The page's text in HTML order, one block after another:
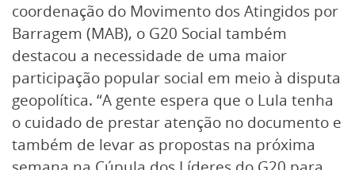
coordenação do Movimento dos Atingidos por
Barragem (MAB), o G20 Social também
destacou a necessidade de uma maior
participação popular social em meio à disputa
geopolítica. “A gente espera que o Lula tenha
o cuidado de prestar atenção no documento e
também de levar as propostas na próxima